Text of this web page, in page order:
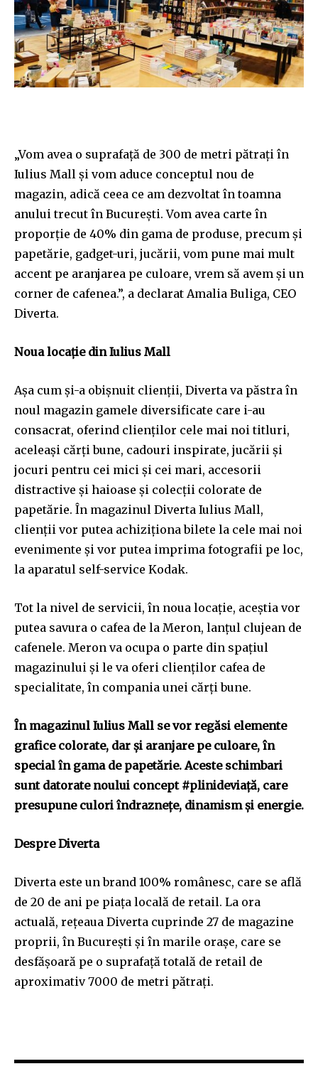
Join our community of
SUBSCRIBERS and be part of the
conversation.
To subscribe, simply enter your email address on our website
or click the subscribe button below. Don't worry, we respect
your privacy and won't spam your inbox. Your information is
SUBSCRIBE
I've read and accept the
32,111
Cititori
32,214
Cititori
11,243
Cititori
„Vom avea o suprafață de 300 de metri pătrați în
Iulius Mall și vom aduce conceptul nou de
magazin, adică ceea ce am dezvoltat în toamna
anului trecut în București. Vom avea carte în
proporție de 40% din gama de produse, precum și
papetărie, gadget-uri, jucării, vom pune mai mult
accent pe aranjarea pe culoare, vrem să avem și un
corner de cafenea.”, a declarat Amalia Buliga, CEO
Diverta.
Noua locație din Iulius Mall
Așa cum și-a obișnuit clienții, Diverta va păstra în
noul magazin gamele diversificate care i-au
consacrat, oferind clienților cele mai noi titluri,
aceleași cărți bune, cadouri inspirate, jucării și
jocuri pentru cei mici și cei mari, accesorii
distractive și haioase și colecții colorate de
papetărie. În magazinul Diverta Iulius Mall,
clienții vor putea achiziționa bilete la cele mai noi
evenimente și vor putea imprima fotografii pe loc,
la aparatul self-service Kodak.
Tot la nivel de servicii, în noua locație, aceștia vor
putea savura o cafea de la Meron, lanțul clujean de
cafenele. Meron va ocupa o parte din spațiul
magazinului și le va oferi clienților cafea de
specialitate, în compania unei cărți bune.
În magazinul Iulius Mall se vor regăsi elemente
grafice colorate, dar și aranjare pe culoare, în
special în gama de papetărie. Aceste schimbari
sunt datorate noului concept #plinideviață, care
presupune culori îndraznețe, dinamism și energie.
Despre Diverta
Diverta este un brand 100% românesc, care se află
de 20 de ani pe piața locală de retail. La ora
actuală, rețeaua Diverta cuprinde 27 de magazine
proprii, în București și în marile orașe, care se
desfășoară pe o suprafață totală de retail de
aproximativ 7000 de metri pătrați.